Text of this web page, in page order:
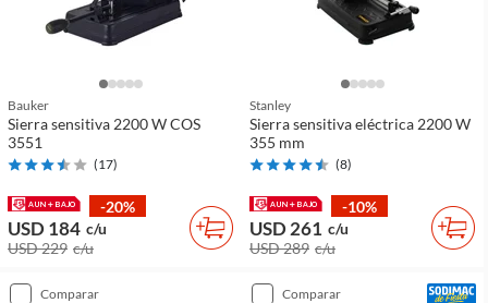
Bauker
Sierra sensitiva 2200 W COS
3551
(17)
-20%
USD 184 c/u
USD 229 c/u
Stanley
Sierra sensitiva eléctrica 2200 W
355 mm
(8)
-10%
USD 261 c/u
USD 289 c/u
comparar comparar